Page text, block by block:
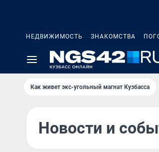
НЕДВИЖИМОСТЬ ЗНАКОМСТВА
Как живет экс-угольный магнат Кузбасса
Новости и